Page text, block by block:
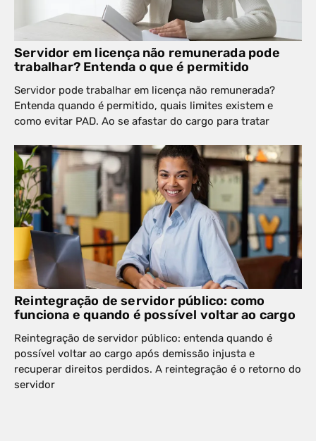
Servidor em licença não remunerada pode
trabalhar? Entenda o que é permitido
Servidor pode trabalhar em licença não remunerada?
Entenda quando é permitido, quais limites existem e
como evitar PAD. Ao se afastar do cargo para tratar
Reintegração de servidor público: como
funciona e quando é possível voltar ao cargo
Reintegração de servidor público: entenda quando é
possível voltar ao cargo após demissão injusta e
recuperar direitos perdidos. A reintegração é o retorno do
servidor